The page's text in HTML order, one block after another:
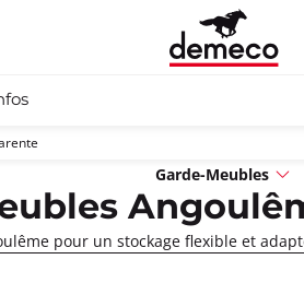
Garde-Meubles
pour un stockage flexible et